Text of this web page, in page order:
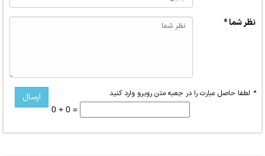
نظر شما *
* لطفا حاصل عبارت را در جعبه متن روبرو وارد کنید
0 + 0 =